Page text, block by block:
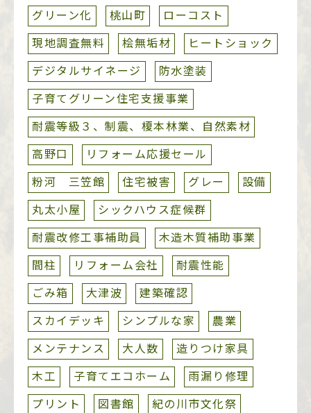
グリーン化
桃山町
ローコスト
現地調査無料
桧無垢材
ヒートショック
デジタルサイネージ
防水塗装
子育てグリーン住宅支援事業
耐震等級３、制震、榎本林業、自然素材
高野口
リフォーム応援セール
粉河 三笠館
住宅被害 グレー
設備
丸太小屋
シックハウス症候群
耐震改修工事補助員
木造木質補助事業
間柱
リフォーム会社
耐震性能
ごみ箱
大津波
建築確認
スカイデッキ
シンプルな家
農業
メンテナンス
大人数
造りつけ家具
木工
子育てエコホーム
雨漏り修理
プリント
図書館
紀の川市文化祭